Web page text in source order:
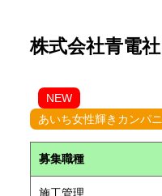
株式会社青電
NEW
あいち女性輝きカンパ
募集職種
施工管理